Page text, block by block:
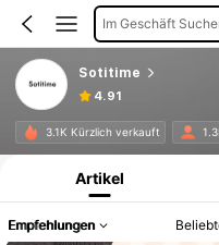
Im Geschäft
Sotitime
4.91
3.1K Kürzlich verkauft
Produktinformation:
Artikel
Empfehlungen